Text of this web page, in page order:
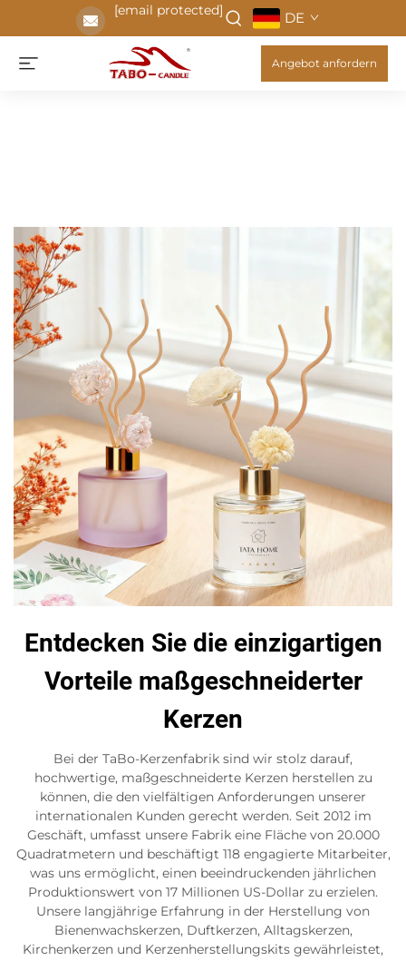
[email protected] DE
Angebot anfordern
Entdecken Sie die einzigartigen
Vorteile maßgeschneiderter
Kerzen
Bei der TaBo-Kerzenfabrik sind wir stolz darauf,
hochwertige, maßgeschneiderte Kerzen herstellen zu
können, die den vielfältigen Anforderungen unserer
internationalen Kunden gerecht werden. Seit 2012 im
Geschäft, umfasst unsere Fabrik eine Fläche von 20.000
Quadratmetern und beschäftigt 118 engagierte Mitarbeiter,
was uns ermöglicht, einen beeindruckenden jährlichen
Produktionswert von 17 Millionen US-Dollar zu erzielen.
Unsere langjährige Erfahrung in der Herstellung von
Bienenwachskerzen, Duftkerzen, Alltagskerzen,
Kirchenkerzen und Kerzenherstellungskits gewährleistet,